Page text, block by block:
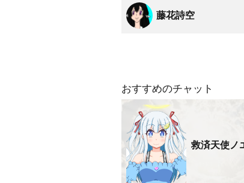
藤花詩空
おすすめのチャット
救済天使ノ